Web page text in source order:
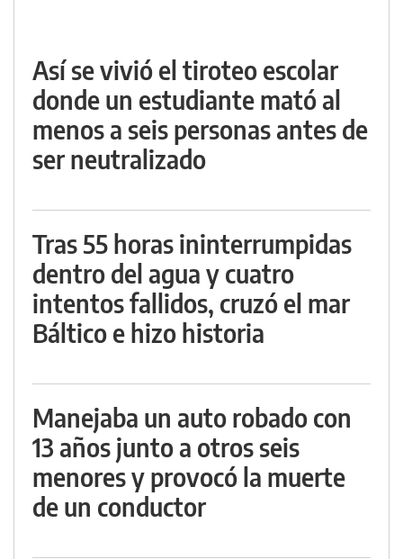
Así se vivió el tiroteo escolar
donde un estudiante mató al
menos a seis personas antes de
ser neutralizado
Tras 55 horas ininterrumpidas
dentro del agua y cuatro
intentos fallidos, cruzó el mar
Báltico e hizo historia
Manejaba un auto robado con
13 años junto a otros seis
menores y provocó la muerte
de un conductor